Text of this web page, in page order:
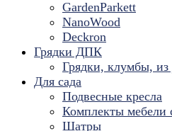
GardenParkett
NanoWood
Deckron
Грядки ДПК
Грядки, клумбы,
Для сада
Подвесные кресла
Комплекты мебели
Шатры